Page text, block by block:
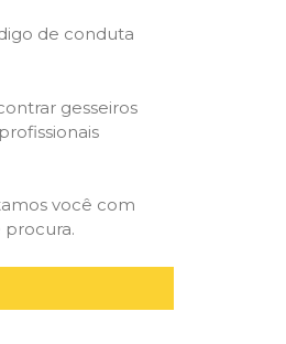
de conduta
gesseiros
você com
procura.